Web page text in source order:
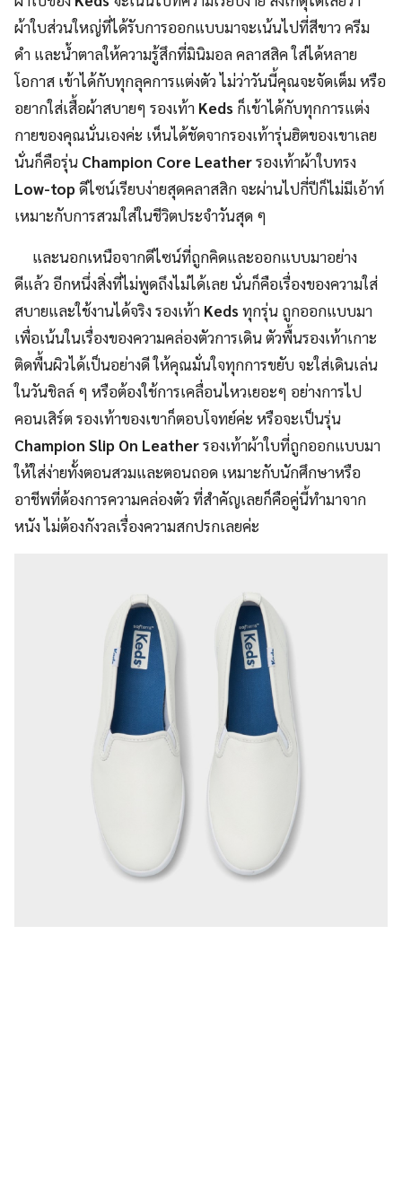
ผ้าใบส่วนใหญ่ที่ได้รับการออกแบบมาจะเน้นไปที่สีขาว ครีม
ดำ และน้ำตาลให้ความรู้สึกที่มินิมอล คลาสสิค ใส่ได้หลาย
โอกาส เข้าได้กับทุกลุคการแต่งตัว ไม่ว่าวันนี้คุณจะจัดเต็ม หรือ
อยากใส่เสื้อผ้าสบายๆ รองเท้า Keds ก็เข้าได้กับทุกการแต่ง
กายของคุณนั่นเองค่ะ เห็นได้ชัดจากรองเท้ารุ่นฮิตของเขาเลย
นั่นก็คือรุ่น Champion Core Leatherรองเท้าผ้าใบทรง
Low-topดีไซน์เรียบง่ายสุดคลาสสิก จะผ่านไปกี่ปีก็ไม่มีเอ้าท์
เหมาะกับการสวมใส่ในชีวิตประจำวันสุด ๆ
และนอกเหนือจากดีไซน์ที่ถูกคิดและออกแบบมาอย่าง
ดีแล้ว อีกหนึ่งสิ่งที่ไม่พูดถึงไม่ได้เลย นั่นก็คือเรื่องของความใส่
สบายและใช้งานได้จริง รองเท้า Kedsทุกรุ่น ถูกออกแบบมา
เพื่อเน้นในเรื่องของความคล่องตัวการเดิน ตัวพื้นรองเท้าเกาะ
ติดพื้นผิวได้เป็นอย่างดี ให้คุณมั่นใจทุกการขยับ จะใส่เดินเล่น
ในวันชิลล์ ๆ หรือต้องใช้การเคลื่อนไหวเยอะๆ อย่างการไป
คอนเสิร์ต รองเท้าของเขาก็ตอบโจทย์ค่ะ หรือจะเป็นรุ่น
Champion Slip On Leatherรองเท้าผ้าใบที่ถูกออกแบบมา
ให้ใส่ง่ายทั้งตอนสวมและตอนถอด เหมาะกับนักศึกษาหรือ
อาชีพที่ต้องการความคล่องตัว ที่สำคัญเลยก็คือคู่นี้ทำมาจาก
หนัง ไม่ต้องกังวลเรื่องความสกปรกเลยค่ะ